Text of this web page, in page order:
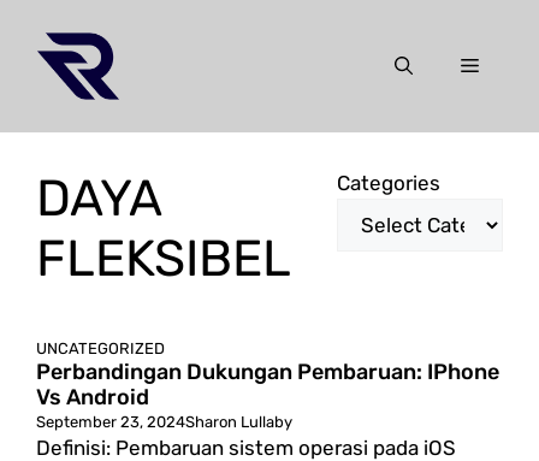
content
Menu
DAYA
FLEKSIBEL
Categories
UNCATEGORIZED
Perbandingan Dukungan Pembaruan: IPhone
Vs Android
September 23, 2024Sharon Lullaby
Definisi: Pembaruan sistem operasi pada iOS